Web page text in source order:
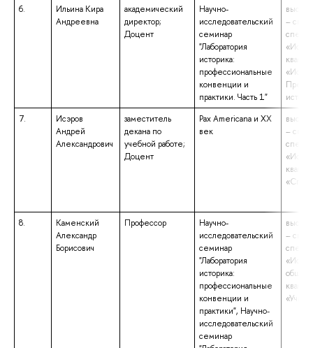
6.
Ильина Кира
Андреевна
академический
директор;
Доцент
Научно-
исследовательский
семинар
"Лаборатория
историка:
профессиональные
конвенции и
практики. Часть 1"
–
7.
Исэров
Андрей
Александрович
заместитель
декана по
учебной работе;
Доцент
Pax Americana и XX
век
–
8.
Каменский
Александр
Борисович
Профессор
Научно-
исследовательский
семинар
"Лаборатория
историка:
профессиональные
конвенции и
практики", Научно-
исследовательский
семинар
–